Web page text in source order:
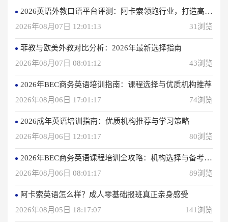
2026英语外教口语平台评测：阿卡索领跑行业，打造高效学习体验
2026年08月07日 12:01:13
31浏览
菲教与欧美外教对比分析：2026年最新选择指南
2026年08月07日 08:01:12
43浏览
2026年BEC商务英语培训指南：课程选择与优质机构推荐
2026年08月06日 17:01:17
74浏览
2026成年英语培训指南：优质机构推荐与学习策略
2026年08月06日 12:01:17
80浏览
2026年BEC商务英语课程培训全攻略：机构选择与备考指南
2026年08月06日 08:01:17
89浏览
阿卡索英语怎么样？成人零基础报班真正亲身感受
2026年08月05日 18:17:07
141浏览